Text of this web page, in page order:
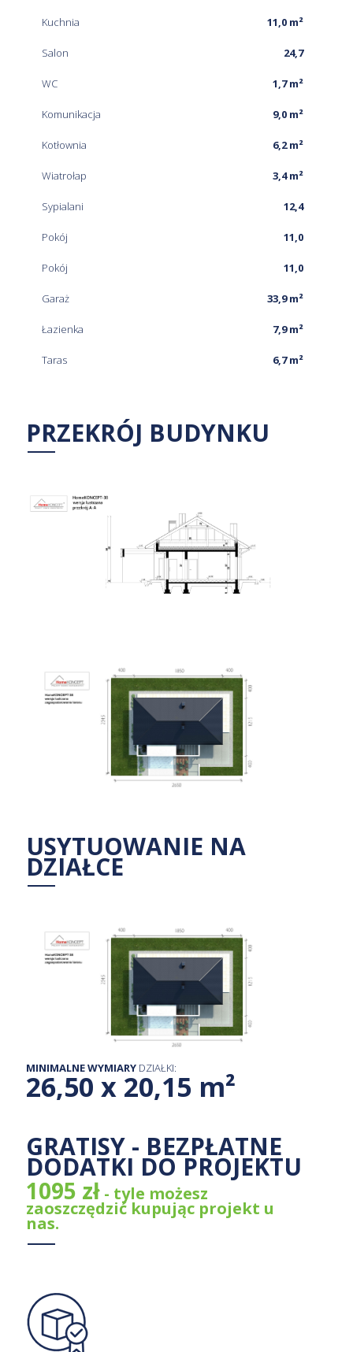
Kuchnia 11,0 m²
Salon 24,7
WC 1,7 m²
Komunikacja 9,0 m²
Kotłownia 6,2 m²
Wiatrołap 3,4 m²
Sypialani 12,4
Pokój 11,0
Pokój 11,0
Garaż 33,9 m²
Łazienka 7,9 m²
Taras 6,7 m²
PRZEKRÓJ BUDYNKU
USYTUOWANIE NA
DZIAŁCE
MINIMALNE WYMIARY DZIAŁKI:
26,50 x 20,15 m²
GRATISY - BEZPŁATNE
DODATKI DO PROJEKTU
1095 zł - tyle możesz
zaoszczędzić kupując projekt u
nas.